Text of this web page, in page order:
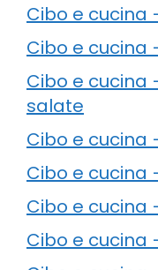
Cibo e cucina
Cibo e cucina
Cibo e cucina
salate
Cibo e cucina
Cibo e cucina
Cibo e cucina
Cibo e cucina